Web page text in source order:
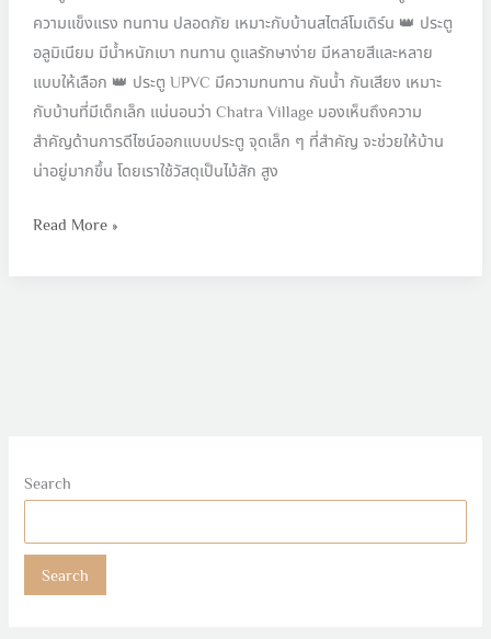
ความแข็งแรง ทนทาน ปลอดภัย เหมาะกับบ้านสไตล์โมเดิร์น 👑 ประตู
อลูมิเนียม มีน้ำหนักเบา ทนทาน ดูแลรักษาง่าย มีหลายสีและหลาย
แบบให้เลือก 👑 ประตู UPVC มีความทนทาน กันน้ำ กันเสียง เหมาะ
กับบ้านที่มีเด็กเล็ก แน่นอนว่า Chatra Village มองเห็นถึงความ
สำคัญด้านการดีไซน์ออกแบบประตู จุดเล็ก ๆ ที่สำคัญ จะช่วยให้บ้าน
น่าอยู่มากขึ้น โดยเราใช้วัสดุเป็นไม้สัก สูง
Read More »
Search
Search